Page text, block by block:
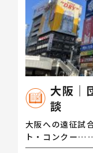
大阪｜
談
大阪への遠征試
ト・コンクー